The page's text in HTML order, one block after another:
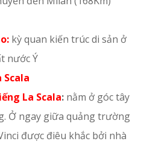
kỳ quan kiến trúc di sản ở
nước Ý
La Scala: nằm ở góc tây
Ở ngay giữa quảng trường
được điêu khắc bởi nhà